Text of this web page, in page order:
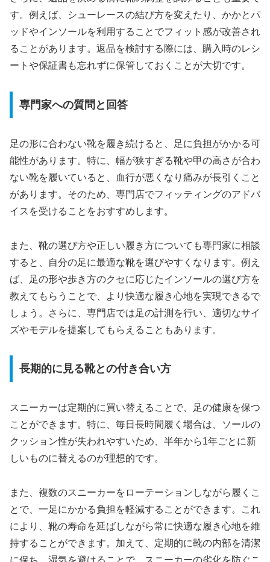
す。例えば、シューレースの結び方を変えたり、かかとパ
ッドやインソールを利用することでフィット感が改善され
ることがあります。返品を検討する際には、購入時のレシ
ートや保証書も忘れずに保管しておくことが大切です。
専門家への質問と回答
足の形に合わない靴を履き続けると、足に負担がかかる可
能性があります。特に、幅が狭すぎる靴や甲の高さが合わ
ない靴を履いていると、血行が悪くなり痛みが長引くこと
があります。そのため、専門店でフィッティングのアドバ
イスを受けることをおすすめします。
また、靴の選び方や正しい履き方についても専門家に相談
すると、自分の足に最適な靴を選びやすくなります。例え
ば、足の形や歩き方のクセに応じたインソールの選び方を
教えてもらうことで、より快適な履き心地を実現できるで
しょう。さらに、専門店では足の計測を行い、適切なサイ
ズやモデルを提案してもらえることもあります。
長期的に見る靴との付き合い方
スニーカーは定期的に買い替えることで、足の健康を保つ
ことができます。特に、毎日長時間履く場合は、ソールの
クッション性が失われやすいため、半年から1年ごとに新
しいものに替えるのが理想的です。
また、複数のスニーカーをローテーションしながら履くこ
とで、一足にかかる負担を軽減することができます。これ
により、靴の寿命を延ばしながら常に快適な履き心地を維
持することができます。加えて、定期的に靴の内部を清潔
に保ち、湿気を避けることで、スニーカーの劣化を防ぐこ